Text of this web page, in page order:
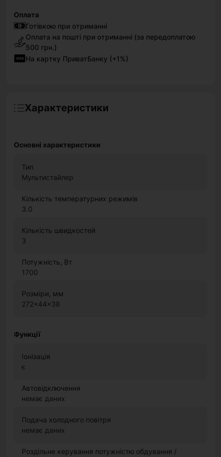
Оплата
Готівкою при отриманні
Оплата на пошті при отриманні (за передоплатою
500 грн.)
На картку ПриватБанку (+1%)
Характеристики
Основні характеристики
Тип
Мультистайлер
Кількість температурних режимів
3.0
Кількість швидкостей
3
Потужність, Вт
1700
Розміри, мм
272x44x38
Функції
Іонізація
є
Автовідключення
немає даних
Подача холодного повітря
немає даних
Роздільне керування потужністю обдування /